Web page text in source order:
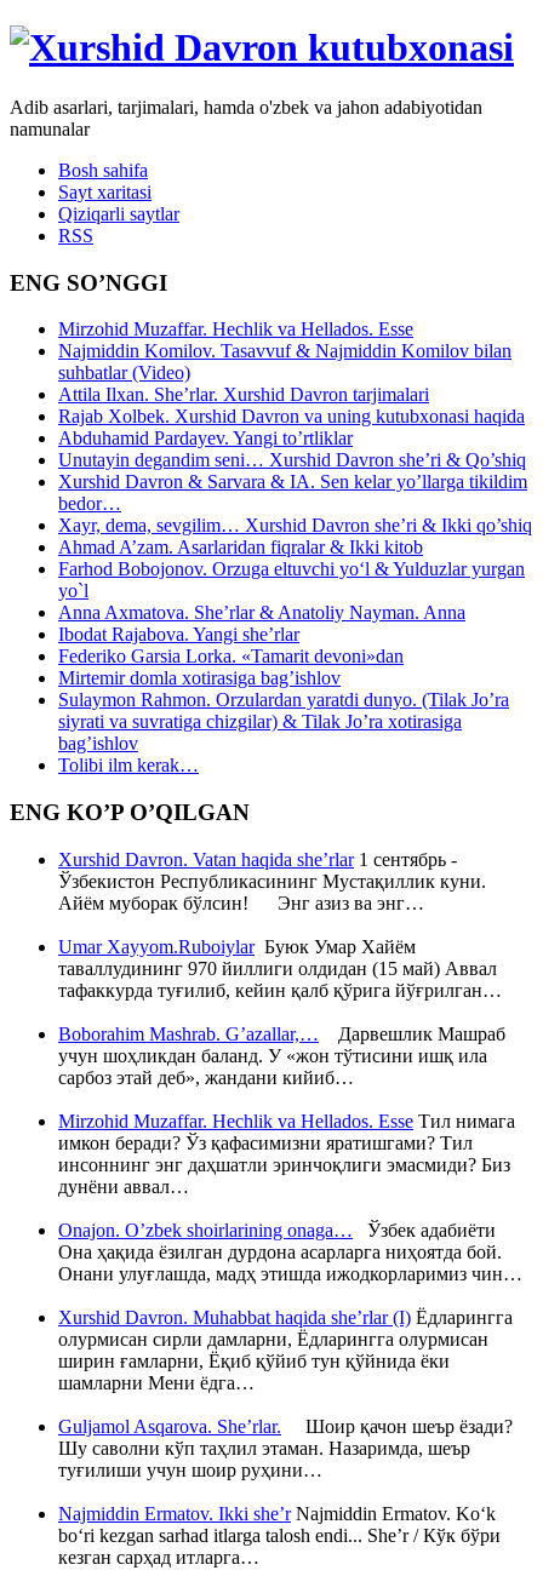
Adib asarlari, tarjimalari, hamda o'zbek va jahon adabiyotidan
namunalar
Bosh sahifa
Sayt xaritasi
Qiziqarli saytlar
RSS
ENG SO’NGGI
Mirzohid Muzaffar. Hechlik va Hellados. Esse
Najmiddin Komilov. Tasavvuf & Najmiddin Komilov bilan
suhbatlar (Video)
Attila Ilxan. She’rlar. Xurshid Davron tarjimalari
Rajab Xolbek. Xurshid Davron va uning kutubxonasi haqida
Abduhamid Pardayev. Yangi to’rtliklar
Unutayin degandim seni… Xurshid Davron she’ri & Qo’shiq
Xurshid Davron & Sarvara & IA. Sen kelar yo’llarga tikildim
bedor…
Xayr, dema, sevgilim… Xurshid Davron she’ri & Ikki qo’shiq
Ahmad A’zam. Asarlaridan fiqralar & Ikki kitob
Farhod Bobojonov. Orzuga eltuvchi yo‘l & Yulduzlar yurgan
yo`l
Anna Axmatova. She’rlar & Anatoliy Nayman. Anna
Ibodat Rajabova. Yangi she’rlar
Federiko Garsia Lorka. «Tamarit devoni»dan
Mirtemir domla xotirasiga bag’ishlov
Sulaymon Rahmon. Orzulardan yaratdi dunyo. (Tilak Jo’ra
siyrati va suvratiga chizgilar) & Tilak Jo’ra xotirasiga
bag’ishlov
Tolibi ilm kerak…
ENG KO’P O’QILGAN
Xurshid Davron. Vatan haqida she’rlar1 сентябрь -
Ўзбекистон Республикасининг Мустақиллик куни.
Айём муборак бўлсин! Энг азиз ва энг…
Umar Xayyom.RuboiylarБуюк Умар Хайём
таваллудининг 970 йиллиги олдидан (15 май) Аввал
тафаккурда туғилиб, кейин қалб қўрига йўғрилган…
Boborahim Mashrab. G’azallar,… Дарвешлик Машраб
учун шоҳликдан баланд. У «жон тўтисини ишқ ила
сарбоз этай деб», жандани кийиб…
Mirzohid Muzaffar. Hechlik va Hellados. Esse Тил нимага
имкон беради? Ўз қафасимизни яратишгами? Тил
инсоннинг энг даҳшатли эринчоқлиги эмасмиди? Биз
дунёни аввал…
Onajon. O’zbek shoirlarining onaga… Ўзбек адабиёти
Она ҳақида ёзилган дурдона асарларга ниҳоятда бой.
Онани улуғлашда, мадҳ этишда ижодкорларимиз чин…
Xurshid Davron. Muhabbat haqida she’rlar (I) Ёдларингга
олурмисан сирли дамларни, Ёдларингга олурмисан
ширин ғамларни, Ёқиб қўйиб тун қўйнида ёки
шамларни Мени ёдга…
Guljamol Asqarova. She’rlar. Шоир қачон шеър ёзади?
Шу саволни кўп таҳлил этаман. Назаримда, шеър
туғилиши учун шоир руҳини…
Najmiddin Ermatov. Ikki she’rNajmiddin Ermatov. Ko‘k
bo‘ri kezgan sarhad itlarga talosh endi... She’r / Кўк бўри
кезган сарҳад итларга…